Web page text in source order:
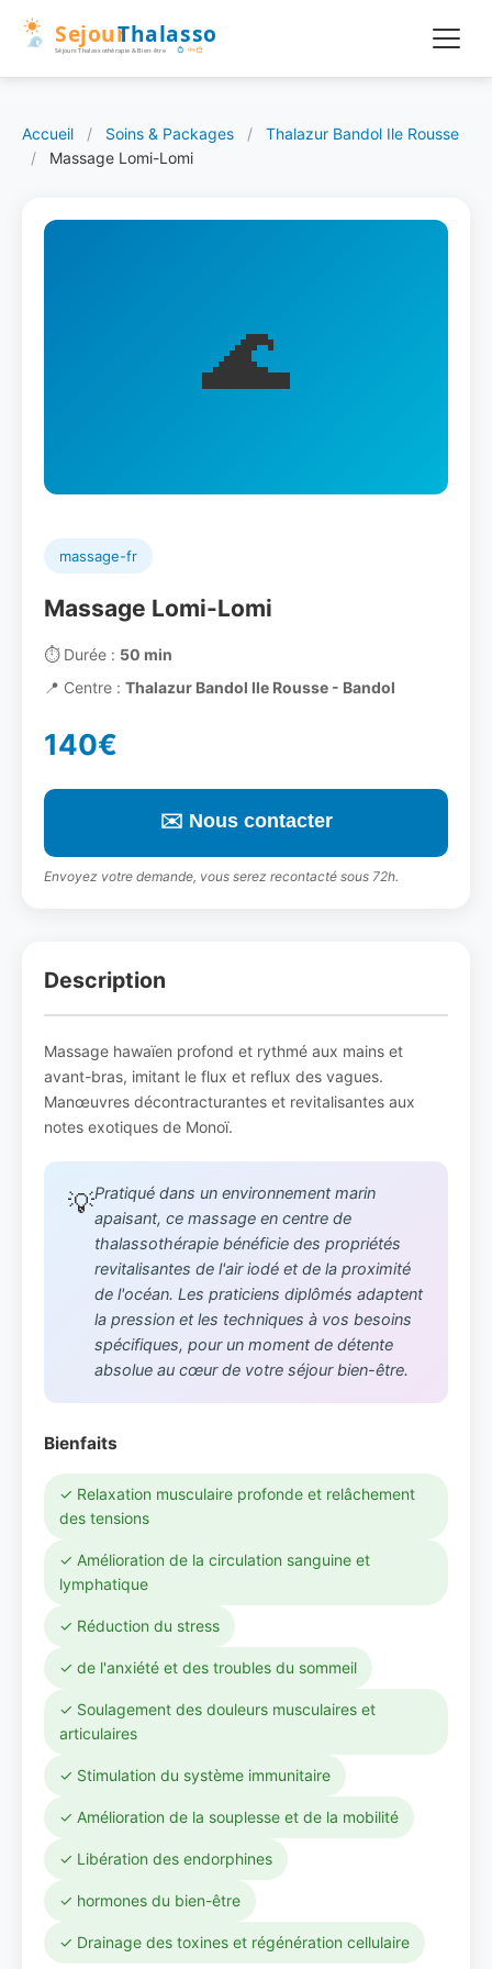
Accueil / Soins & Packages /
Thalazur Bandol Ile Rousse
/
Massage Lomi-Lomi
🌊
massage-fr
Massage Lomi-Lomi
⏱️Durée : 50 min
📍 Centre : Thalazur Bandol Ile Rousse - Bandol
140€
✉️ Nous contacter
Envoyez votre demande, vous serez recontacté sous 72h.
Description
Massage hawaïen profond et rythmé aux mains et
avant-bras, imitant le flux et reflux des vagues.
Manœuvres décontracturantes et revitalisantes aux
notes exotiques de Monoï.
💡Pratiqué dans un environnement marin
apaisant, ce massage en centre de
thalassothérapie bénéficie des propriétés
revitalisantes de l'air iodé et de la proximité
de l'océan. Les praticiens diplômés adaptent
la pression et les techniques à vos besoins
spécifiques, pour un moment de détente
absolue au cœur de votre séjour bien-être.
Bienfaits
✓ Relaxation musculaire profonde et relâchement
des tensions
✓ Amélioration de la circulation sanguine et
lymphatique
✓ Réduction du stress
✓ de l'anxiété et des troubles du sommeil
✓ Soulagement des douleurs musculaires et
articulaires
✓ Stimulation du système immunitaire
✓ Amélioration de la souplesse et de la mobilité
✓ Libération des endorphines
✓ hormones du bien-être
✓ Drainage des toxines et régénération cellulaire